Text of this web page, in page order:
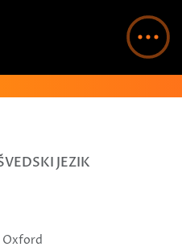
JEZIK
Oxford